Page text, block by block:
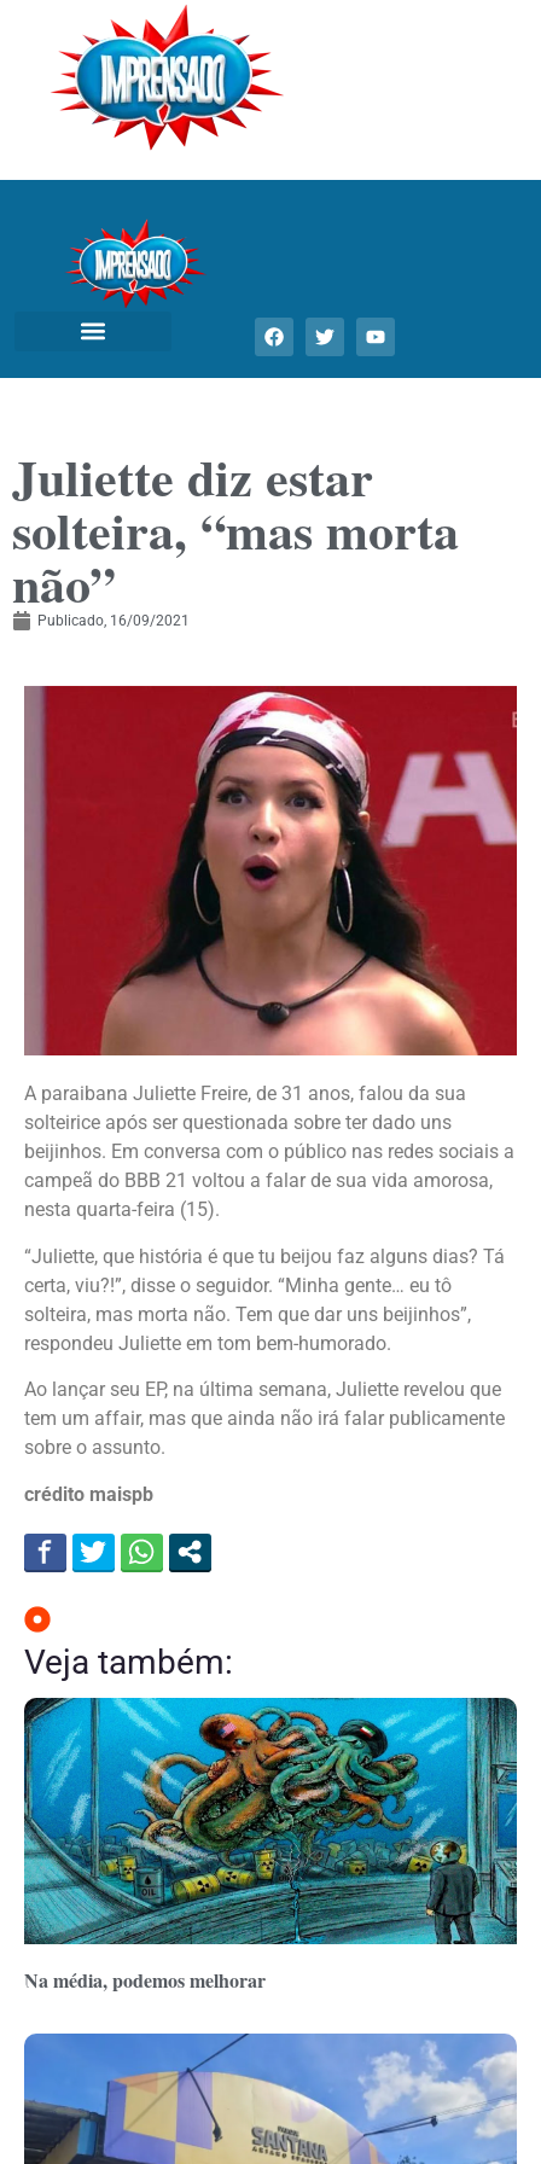
Juliette diz estar
solteira, “mas morta
não”
Publicado, 16/09/2021
A paraibana Juliette Freire, de 31 anos, falou da sua
solteirice após ser questionada sobre ter dado uns
beijinhos. Em conversa com o público nas redes sociais a
campeã do BBB 21 voltou a falar de sua vida amorosa,
nesta quarta-feira (15).
“Juliette, que história é que tu beijou faz alguns dias? Tá
certa, viu?!”, disse o seguidor. “Minha gente… eu tô
solteira, mas morta não. Tem que dar uns beijinhos”,
respondeu Juliette em tom bem-humorado.
Ao lançar seu EP, na última semana, Juliette revelou que
tem um affair, mas que ainda não irá falar publicamente
sobre o assunto.
crédito maispb
Veja também:
Na média, podemos melhorar